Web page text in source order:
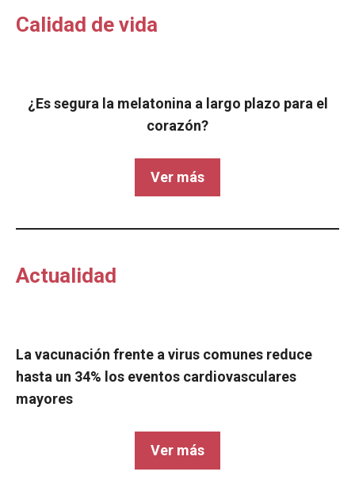
Calidad de vida
¿Es segura la melatonina a largo plazo para el
corazón?
Ver más
Actualidad
La vacunación frente a virus comunes reduce
hasta un 34% los eventos cardiovasculares
mayores
Ver más